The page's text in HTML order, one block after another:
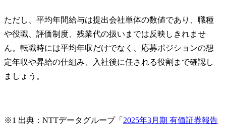
ただし、平均年間給与は提出会社単体の数値であり、職種
や役職、評価制度、残業代の扱いまでは反映しきれませ
ん。転職時には平均年収だけでなく、応募ポジションの想
定年収や昇給の仕組み、入社後に任される役割まで確認し
ましょう。
※1 出典：NTTデータグループ「 2025年3月期 有価証券報告